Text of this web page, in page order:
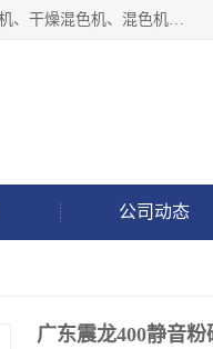
汕头经济特区震龙塑料机械有限公司专注于制造强力粉碎机、静音粉碎机、塑料粉碎机、强力塑料粉碎机、干燥混色机、混色机、冷水机、上料机等塑料辅助机械。
公司动态
广东震龙400静音